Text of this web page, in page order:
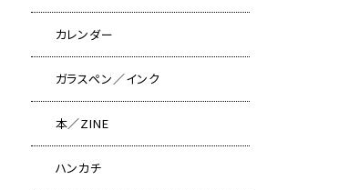
カレンダー
ガラスペン／インク
本／ZINE
ハンカチ